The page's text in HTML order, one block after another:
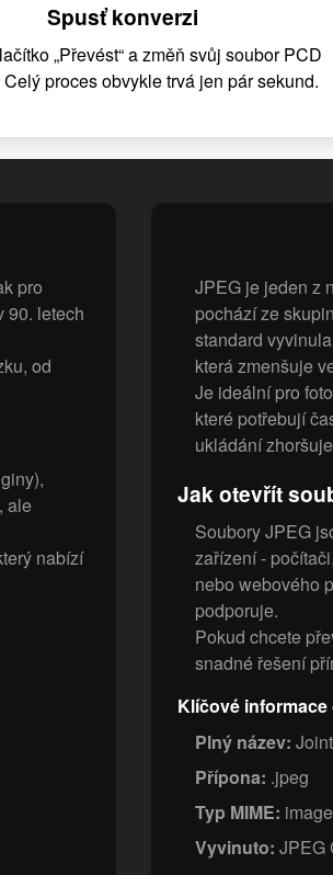
Spusť konverzi
„Převést“ a změň svůj soubor PCD
proces obvykle trvá jen pár sekund.
pro
90. letech
od
ale
nabízí
JPEG je jeden z
pochází ze
standard
která zmenšuje
Je ideální pro
které potřebují
ukládání
Jak otevřít
Soubory JPEG
zařízení -
nebo webového
podporuje.
Pokud chcete
snadné řešení
Klíčové informace
Plný název:
Přípona: .jpeg
Typ MIME:
Vyvinuto: JPEG